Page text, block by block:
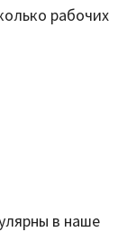
рабочих
в наше